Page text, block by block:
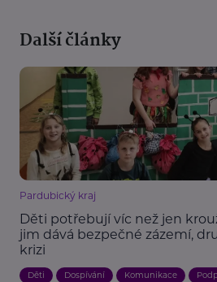
Další články
Pardubický kraj
Děti potřebují víc než jen
jim dává bezpečné zázemí,
krizi
Děti Dospívání Komunikace